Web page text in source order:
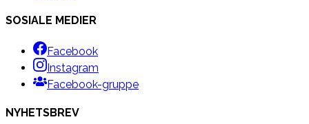
SOSIALE MEDIER
Facebook
Instagram
Facebook-gruppe
NYHETSBREV